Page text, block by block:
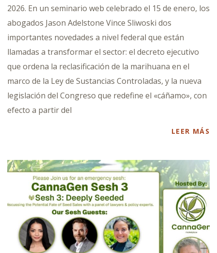
2026. En un seminario web celebrado el 15 de enero, los
abogados Jason Adelstone Vince Sliwoski dos
importantes novedades a nivel federal que están
llamadas a transformar el sector: el decreto ejecutivo
que ordena la reclasificación de la marihuana en el
marco de la Ley de Sustancias Controladas, y la nueva
legislación del Congreso que redefine el «cáñamo», con
efecto a partir del
LEER MÁS